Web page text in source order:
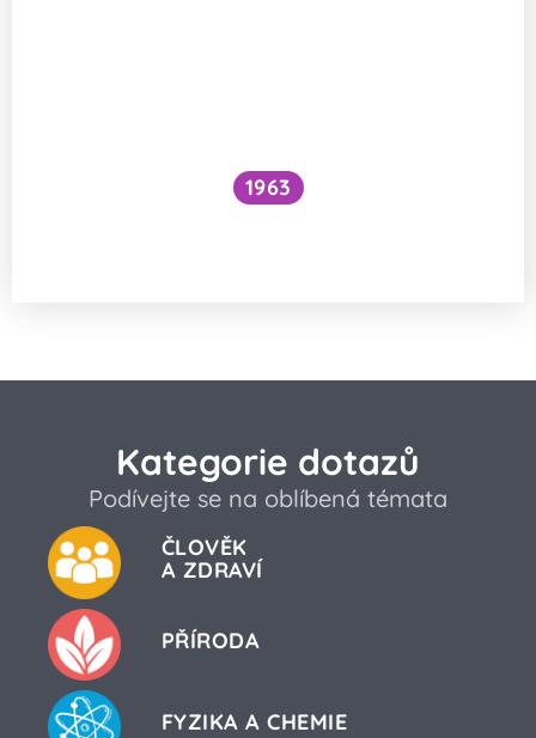
1963
Kategorie dotazů
Podívejte se na oblíbená témata
ČLOVĚK
A ZDRAVÍ
PŘÍRODA
FYZIKA A CHEMIE